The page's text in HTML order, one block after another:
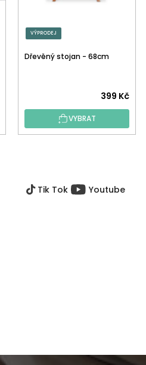
VÝPRODEJ
Dřevěný stojan - 68cm
399 Kč
VYBRAT
Tik Tok Youtube